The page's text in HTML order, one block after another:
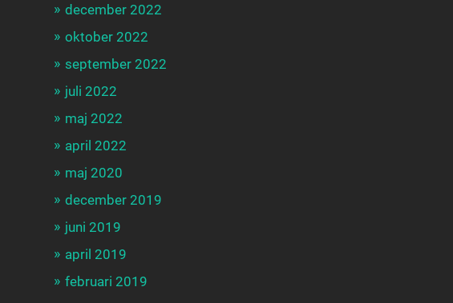
december 2022
oktober 2022
september 2022
juli 2022
maj 2022
april 2022
maj 2020
december 2019
juni 2019
april 2019
februari 2019